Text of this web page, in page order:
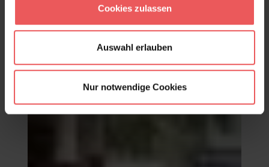
Cookies zulassen
Auswahl erlauben
Nur notwendige Cookies